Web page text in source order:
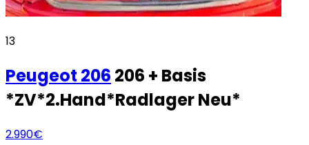
13
Peugeot 206 206 + Basis
*ZV*2.Hand*Radlager Neu*
2.990€